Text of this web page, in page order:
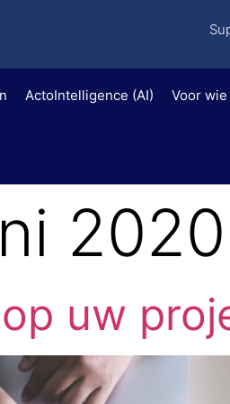
ActoIntelligence (AI) Voor wie
2020
uw